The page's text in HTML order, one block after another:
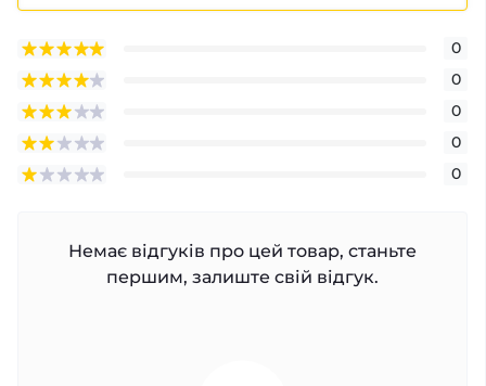
0
0
0
0
0
Немає відгуків про цей товар, станьте
першим, залиште свій відгук.